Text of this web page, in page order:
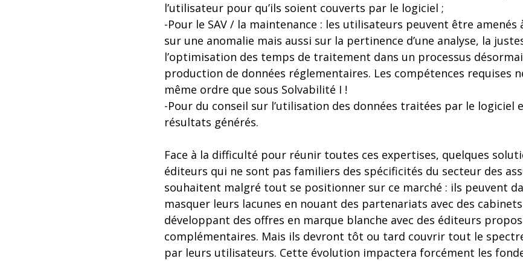
l’utilisateur pour qu’ils soient couverts par le logiciel ;
-Pour le SAV / la maintenance : les utilisateurs peuvent être amenés
sur une anomalie mais aussi sur la pertinence d’une analyse, la
l’optimisation des temps de traitement dans un processus
production de données réglementaires. Les compétences requises
même ordre que sous Solvabilité I !
-Pour du conseil sur l’utilisation des données traitées par le logiciel
résultats générés.
Face à la difficulté pour réunir toutes ces expertises, quelques
éditeurs qui ne sont pas familiers des spécificités du secteur des
souhaitent malgré tout se positionner sur ce marché : ils peuvent
masquer leurs lacunes en nouant des partenariats avec des
développant des offres en marque blanche avec des éditeurs
complémentaires. Mais ils devront tôt ou tard couvrir tout le
par leurs utilisateurs. Cette évolution impactera forcément les